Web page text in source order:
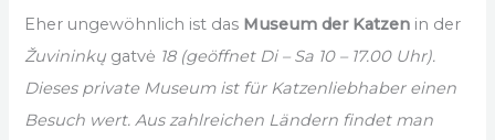
Eher ungewöhnlich ist das Museum der Katzen in der
Žuvininkų gatvė 18 (geöffnet Di – Sa 10 – 17.00 Uhr).
Dieses private Museum ist für Katzenliebhaber einen
Besuch wert. Aus zahlreichen Ländern findet man